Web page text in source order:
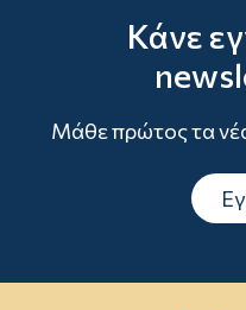
Κάνε
Μάθε πρώτος τα